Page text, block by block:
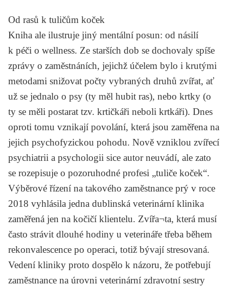
Od rasů k tuličům koček
Kniha ale ilustruje jiný mentální posun: od násilí
k péči o wellness. Ze starších dob se dochovaly spíše
zprávy o zaměstnáních, jejichž účelem bylo i krutými
metodami snižovat počty vybraných druhů zvířat, ať
už se jednalo o psy (ty měl hubit ras), nebo krtky (o
ty se měli postarat tzv. krtičkáři neboli krtkáři). Dnes
oproti tomu vznikají povolání, která jsou zaměřena na
jejich psychofyzickou pohodu. Nově vzniklou zvířecí
psychiatrii a psychologii sice autor neuvádí, ale zato
se rozepisuje o pozoruhodné profesi „tuliče koček“.
Výběrové řízení na takového zaměstnance prý v roce
2018 vyhlásila jedna dublinská veterinární klinika
zaměřená jen na kočičí klientelu. Zvířa¬ta, která musí
často strávit dlouhé hodiny u veterináře třeba během
rekonvalescence po operaci, totiž bývají stresovaná.
Vedení kliniky proto dospělo k názoru, že potřebují
zaměstnance na úrovni veterinární zdravotní sestry